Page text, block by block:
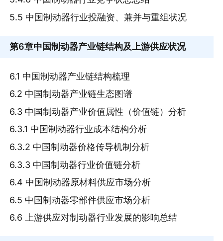
5.5 中国制动器行业投融资、兼并与重组状况
第6章中国制动器产业链结构及上游供应状况
6.1 中国制动器产业链结构梳理
6.2 中国制动器产业链生态图谱
6.3 中国制动器产业价值属性（价值链）分析
6.3.1 中国制动器行业成本结构分析
6.3.2 中国制动器价格传导机制分析
6.3.3 中国制动器行业价值链分析
6.4 中国制动器原材料供应市场分析
6.5 中国制动器零部件供应市场分析
6.6 上游供应对制动器行业发展的影响总结